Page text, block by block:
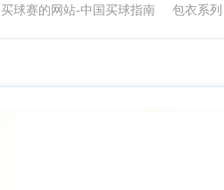
买球赛的网站-中国买球指南 包衣系列